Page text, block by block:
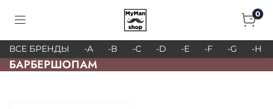
0
ВСЕ БРЕНДЫ -A -B -C -D -E -F -G -H
БАРБЕРШОПАМ